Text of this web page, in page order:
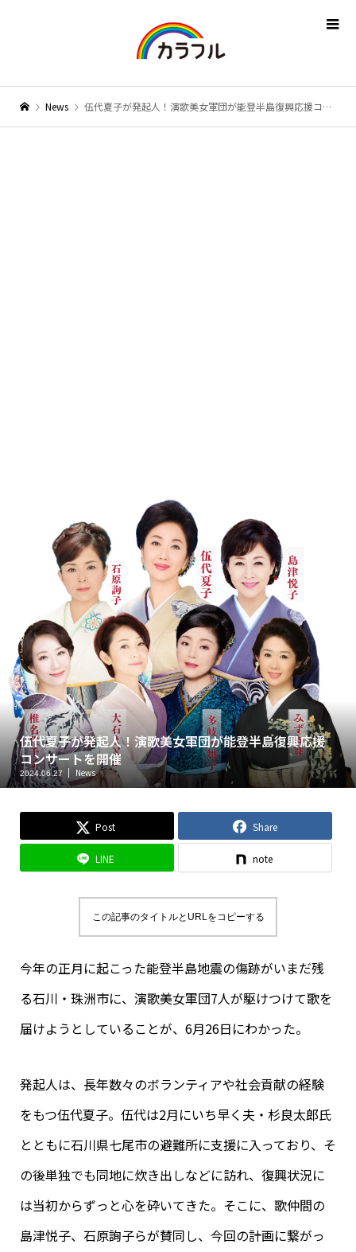
News 伍代夏子が発起人！演歌美女軍団が能登半島復興応援コンサートを開催
伍代夏子が発起人！演歌美女軍団が能登半島復興応援
コンサートを開催
2024.06.27 News
Post Share
LINE note
この記事のタイトルとURLをコピーする
今年の正月に起こった能登半島地震の傷跡がいまだ残
る石川・珠洲市に、演歌美女軍団7人が駆けつけて歌を
届けようとしていることが、6月26日にわかった。
発起人は、長年数々のボランティアや社会貢献の経験
をもつ伍代夏子。伍代は2月にいち早く夫・杉良太郎氏
とともに石川県七尾市の避難所に支援に入っており、そ
の後単独でも同地に炊き出しなどに訪れ、復興状況に
は当初からずっと心を砕いてきた。そこに、歌仲間の
島津悦子、石原詢子らが賛同し、今回の計画に繋がっ